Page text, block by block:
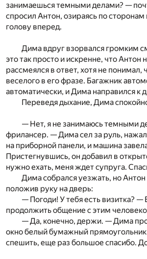
занимаешься темными делами? —
спросил Антон, озираясь по сторонам
голову вперед.
Дима вдруг взорвался громким
это так просто и искренне, что Антон
рассмеялся в ответ, хотя не понимал,
веселого в его фразе. Багажник
автоматически, и Дима направился к
Переведя дыхание, Дима
— Нет, я не занимаюсь темными
фрилансер. — Дима сел за руль,
на приборной панели, и машина
Пристегнувшись, он добавил в
нужно ехать, меня ждет супруга.
Дима собрался уезжать, но Антон
положив руку на дверь:
— Погоди! У тебя есть визитка? —
продолжить общение с этим
— Да, конечно, держи. — Дима
окно белый бумажный
спешить, еще раз большое спасибо.